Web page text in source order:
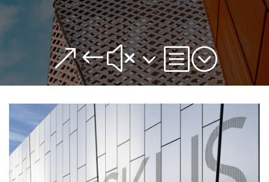
&#x3b;